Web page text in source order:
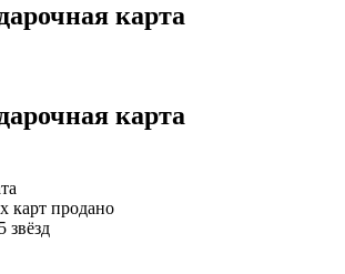
карта
карта
карт продано
звёзд